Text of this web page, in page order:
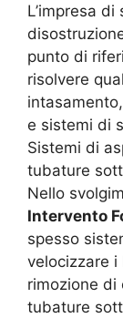
L’impresa
punto di
risolvere
e sistemi di
Sistemi di
tubature
Nello
Intervento
spesso
velocizzare i
rimozione di
tubature